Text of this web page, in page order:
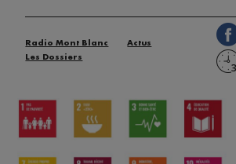
Radio Mont Blanc
Actus
Les Dossiers